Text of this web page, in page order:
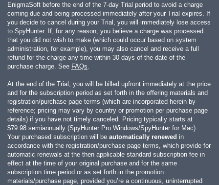
EnigmaSoft before the end of the 7-day Trial period to avoid a charge
coming due and being processed immediately after your Trial expires. If
you decide to cancel during your Trial, you will immediately lose access
to SpyHunter. If, for any reason, you believe a charge was processed
that you did not wish to make (which could occur based on system
administration, for example), you may also cancel and receive a full
refund for the charge any time within 30 days of the date of the
purchase charge. See FAQs.
At the end of the Trial, you will be billed upfront immediately at the price
and for the subscription period as set forth in the offering materials and
registration/purchase page terms (which are incorporated herein by
reference; pricing may vary by country or promotion per purchase page
details) if you have not timely canceled. Pricing typically starts at
$79.98 semiannually (SpyHunter Pro Windows/SpyHunter for Mac).
Your purchased subscription will be automatically renewed in
accordance with the registration/purchase page terms, which provide for
automatic renewals at the then applicable standard subscription fee in
effect at the time of your original purchase and for the same
subscription time period or as set forth in the promotion
materials/purchase page, provided you’re a continuous, uninterrupted